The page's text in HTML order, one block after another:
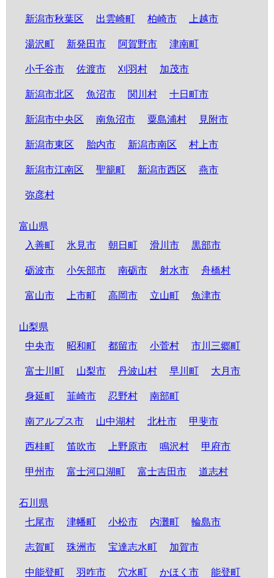
新潟市秋葉区 出雲崎町 柏崎市 上越市
湯沢町 新発田市 阿賀野市 津南町
小千谷市 佐渡市 刈羽村 加茂市
新潟市北区 魚沼市 関川村 十日町市
新潟市中央区 南魚沼市 粟島浦村 見附市
新潟市東区 胎内市 新潟市南区 村上市
新潟市江南区 聖籠町 新潟市西区 燕市
弥彦村
富山県
入善町
氷見市 朝日町 滑川市 黒部市
砺波市 小矢部市 南砺市 射水市 舟橋村
富山市 上市町 高岡市 立山町 魚津市
山梨県
中央市
昭和町 都留市 小菅村 市川三郷町
富士川町 山梨市 丹波山村 早川町 大月市
身延町 韮崎市 忍野村 南部町
南アルプス市 山中湖村 北杜市 甲斐市
西桂町 笛吹市 上野原市 鳴沢村 甲府市
甲州市 富士河口湖町 富士吉田市 道志村
石川県
七尾市
津幡町 小松市 内灘町 輪島市
志賀町 珠洲市 宝達志水町 加賀市
中能登町 羽咋市 穴水町 かほく市 能登町